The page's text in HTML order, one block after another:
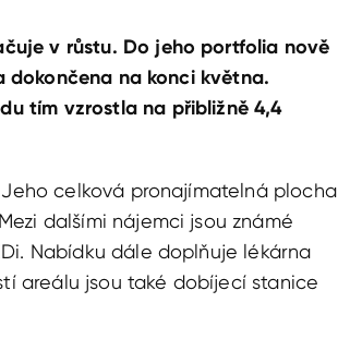
v růstu. Do jeho portfolia nově
dokončena na konci května.
tím vzrostla na přibližně 4,4
celková pronajímatelná plocha
dalšími nájemci jsou známé
Nabídku dále doplňuje lékárna
areálu jsou také dobíjecí stanice